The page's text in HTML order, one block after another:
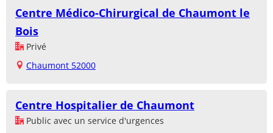
Centre Médico-Chirurgical de Chaumont le
Bois
Privé
Chaumont 52000
Centre Hospitalier de Chaumont
Public avec un service d'urgences